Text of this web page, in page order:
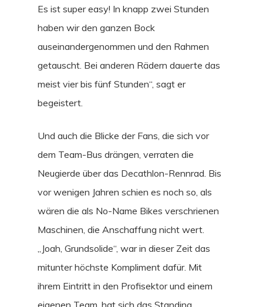
Es ist super easy! In knapp zwei Stunden
haben wir den ganzen Bock
auseinandergenommen und den Rahmen
getauscht. Bei anderen Rädern dauerte das
meist vier bis fünf Stunden“, sagt er
begeistert.
Und auch die Blicke der Fans, die sich vor
dem Team-Bus drängen, verraten die
Neugierde über das Decathlon-Rennrad. Bis
vor wenigen Jahren schien es noch so, als
wären die als No-Name Bikes verschrienen
Maschinen, die Anschaffung nicht wert.
„Joah, Grundsolide“, war in dieser Zeit das
mitunter höchste Kompliment dafür. Mit
ihrem Eintritt in den Profisektor und einem